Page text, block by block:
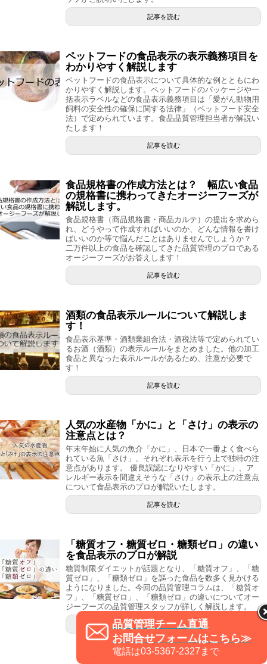
記事を読む
ペットフードの食品表示の表示義務項目を
わかりやすく解説します
ペットフードの食品表示について具体的な例とともにわ
かりやすく解説します。ペットフードのパッケージや一
括表示ラベルなどの食品表示義務項目は「愛がん動物用
飼料の安全性の確保に関する法律」（ペットフード安全
法）で定められています。食品品質管理担当者が解説い
たします！
記事を読む
食品規格書の作成方法とは？ 幅広い食品
の規格書に携わってきたオージーフーズが
解説します。
食品規格書（商品規格書・商品カルテ）の提出を求めら
れ、どうやって作成すればいいのか、どんな情報を書け
ばいいのか等で悩んだことはありませんでしょうか？
二万件以上の食品を確認してきた品質管理のプロである
オージーフーズがお答えします！
記事を読む
酒類の食品表示ルールについて解説しま
す！
食品表示基準・酒類業組合法・酒税法等で定められてい
るお酒（酒類）の表示ルールをまとめました。他の加工
食品と異なった表示ルールがあるため、注意が必要で
す！
記事を読む
人気の水産物「かに」と「さけ」の表示の
注意点とは？
年末年始に人気の魚介「かに」、日本で一番よく食べら
れている魚「さけ」、それぞれ表示を行う上で独特の注
意点があります。 優良誤認になりやすい「かに」、ア
レルギー表示を間違えそうな「さけ」の表示上の注意点
について食品表示のプロが解説いたします。
記事を読む
「糖質オフ・糖質ゼロ・糖類ゼロ」の違い
を食品表示のプロが解説
糖質制限ダイエットが話題となり、「糖質オフ」、「糖
質ゼロ」、「糖類ゼロ」を謳った食品を数多く見かける
ようになりました。今回の品質管理コラムは、「糖質オ
フ」、「糖質ゼロ」、「糖類ゼロ」の違いについてオー
ジーフーズの品質管理スタッフが詳しく解説します。
記事を読む
品質管理チーム直通
お問合せフォームはこちら≫
電話は03-5367-2327まで